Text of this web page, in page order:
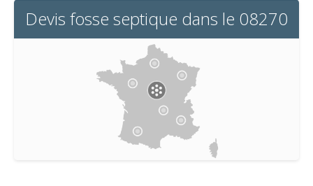
Devis fosse septique dans le 08270